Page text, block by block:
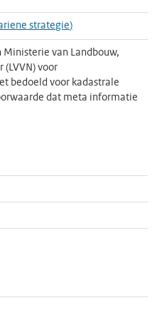
strategie)
Ministerie van Landbouw,
(LVVN) voor
bedoeld voor kadastrale
dat meta informatie